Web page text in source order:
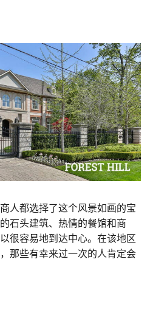
人都选择了这个风景如画的宝
石头建筑、热情的餐馆和商
很容易地到达中心。在该地区
那些有幸来过一次的人肯定会